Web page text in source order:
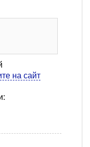
на сайт